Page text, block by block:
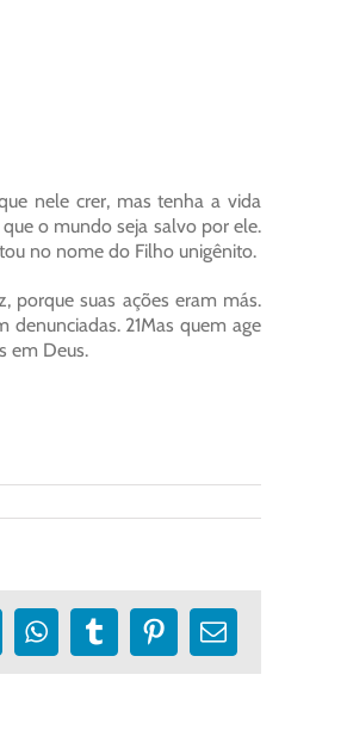
nele crer, mas tenha a vida
o mundo seja salvo por ele.
no nome do Filho unigênito.
porque suas ações eram más.
21Mas quem age
em Deus.
WhatsApp
TumblrPinterest
E-